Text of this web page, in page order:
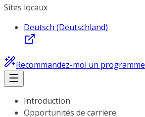
Sites locaux
Deutsch (Deutschland)
Recommandez-moi un programme
Introduction
Opportunités de carrière